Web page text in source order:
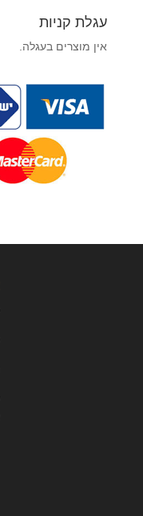
עגלת קניות
אין מוצרים בעגלה.